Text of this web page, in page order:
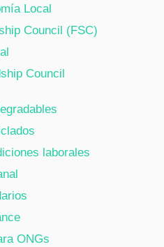
Local
Council (FSC)
Council
laborales
ONGs